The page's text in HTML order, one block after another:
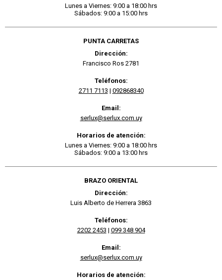
Lunes a Viernes: 9:00 a 18:00 hrs
Sábados: 9:00 a 15:00 hrs
PUNTA CARRETAS
Dirección:
Francisco Ros 2781
Teléfonos:
2711 7113 | 092868340
Email:
serlux@serlux.com.uy
Horarios de atención:
Lunes a Viernes: 9:00 a 18:00 hrs
Sábados: 9:00 a 13:00 hrs
BRAZO ORIENTAL
Dirección:
Luis Alberto de Herrera 3863
Teléfonos:
2202 2453 | 099 348 904
Email:
serlux@serlux.com.uy
Horarios de atención: